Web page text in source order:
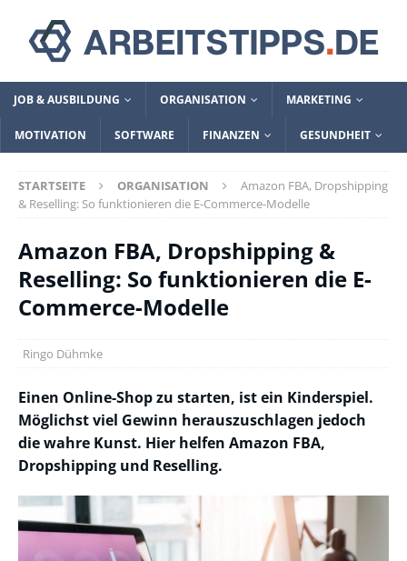
JOB & AUSBILDUNG ORGANISATION MARKETING
MOTIVATION SOFTWARE FINANZEN GESUNDHEIT
STARTSEITE ORGANISATION
Amazon FBA, Dropshipping
& Reselling: So funktionieren die E-Commerce-Modelle
Amazon FBA, Dropshipping &
Reselling: So funktionieren die E-
Commerce-Modelle
Ringo Dühmke
Einen Online-Shop zu starten, ist ein Kinderspiel.
Möglichst viel Gewinn herauszuschlagen jedoch
die wahre Kunst. Hier helfen Amazon FBA,
Dropshipping und Reselling.